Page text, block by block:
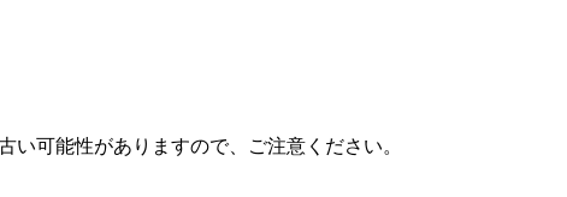
可能性がありますので、ご注意ください。